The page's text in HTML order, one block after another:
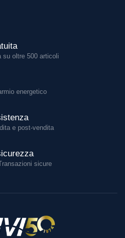
su oltre 500 articoli
energetico
e post-vendita
sicure